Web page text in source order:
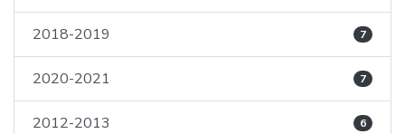
2018-2019 7
2020-2021 7
2012-2013 6